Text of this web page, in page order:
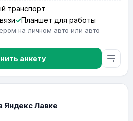
транспорт
Планшет для работы
на личном авто или авто
анкету
Яндекс Лавке